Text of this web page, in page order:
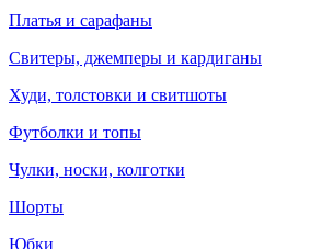
Платья и сарафаны
Свитеры, джемперы и кардиганы
Худи, толстовки и свитшоты
Футболки и топы
Чулки, носки, колготки
Шорты
Юбки